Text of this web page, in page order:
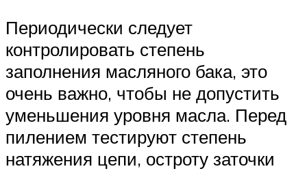
Периодически следует
контролировать степень
заполнения масляного бака, это
очень важно, чтобы не допустить
уменьшения уровня масла. Перед
пилением тестируют степень
натяжения цепи, остроту заточки